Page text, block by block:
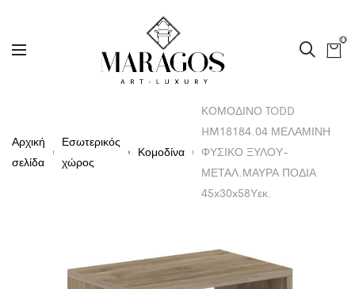
0
Αρχική
σελίδα
Εσωτερικός
χώρος
Κομοδίνα
ΚΟΜΟΔΙΝΟ TODD
HM18184.04 ΜΕΛΑΜΙΝΗ
ΦΥΣΙΚΟ ΞΥΛΟΥ-
ΜΕΤΑΛ.ΜΑΥΡΑ ΠΟΔΙΑ
45x30x58Υεκ.